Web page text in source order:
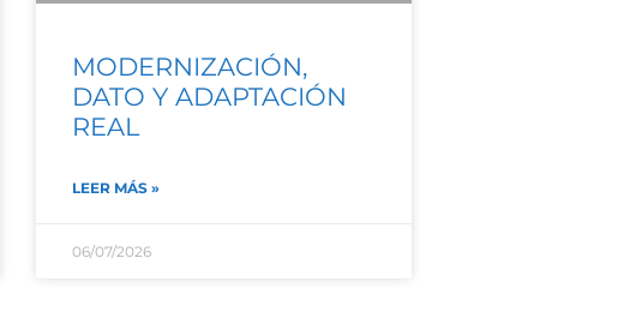
MODERNIZACIÓN,
DATO Y ADAPTACIÓN
REAL
LEER MÁS »
06/07/2026